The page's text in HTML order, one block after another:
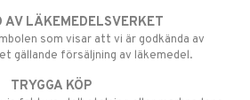
AV LÄKEMEDELSVERKET
som visar att vi är godkända av
gällande försäljning av läkemedel.
TRYGGA KÖP